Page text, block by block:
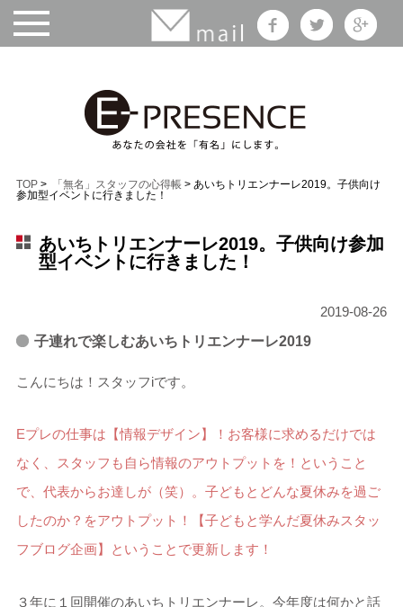
TOP> 「無名」スタッフの心得帳> あいちトリエンナーレ2019。子供向け
参加型イベントに行きました！
あいちトリエンナーレ2019。子供向け参加
型イベントに行きました！
2019-08-26
子連れで楽しむあいちトリエンナーレ2019
こんにちは！スタッフiです。
Eプレの仕事は【情報デザイン】！ お客様に求めるだけでは
なく、スタッフも自ら情報のアウトプットを！ということ
で、代表からお達しが（笑）。子どもとどんな夏休みを過ご
したのか？をアウトプット！【子どもと学んだ夏休みスタッ
フブログ企画】ということで更新します！
３年に１回開催のあいちトリエンナーレ。今年度は何かと話